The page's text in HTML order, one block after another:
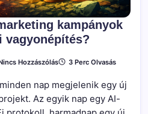
kampányok
vagyonépítés?
HozzászólásA(z)
Jövője:
Marketing
Kampányok
3 Perc Olvasás
nap megjelenik egy új
Az egyik nap egy AI-